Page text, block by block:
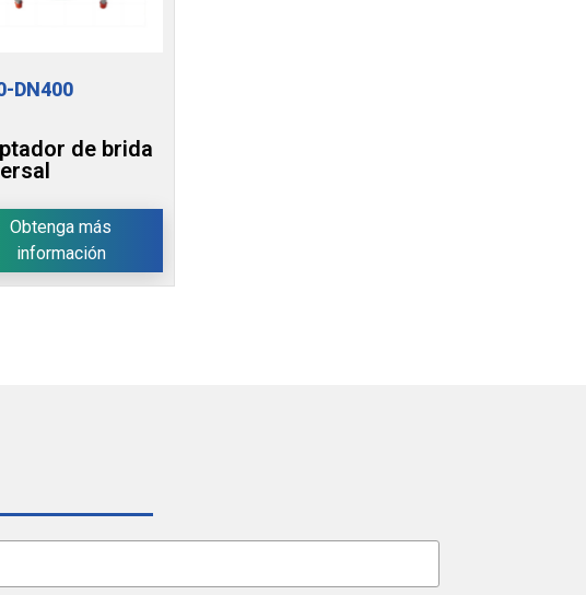
DN400
de brida
Obtenga más
información